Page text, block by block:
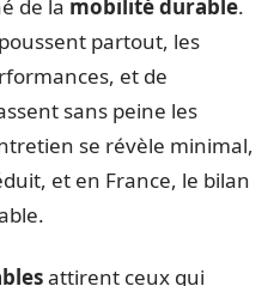
de la mobilité durable.
partout, les
et de
sans peine les
se révèle minimal,
et en France, le bilan
attirent ceux qui